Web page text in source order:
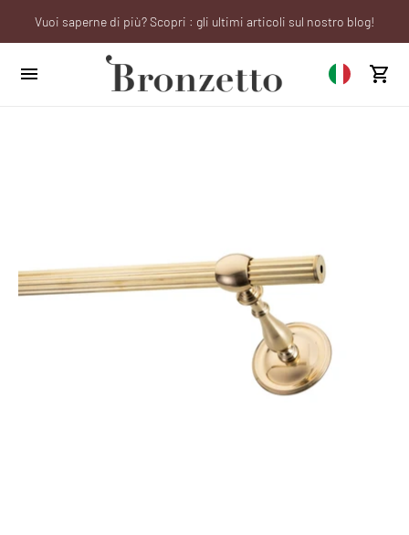
We will be closed from 10th to 21st August
Vuoi saperne di più? Scopri : gli ultimi articoli sul nostro blog!
Sei un professionista? Richiedi il tuo account aziendale!